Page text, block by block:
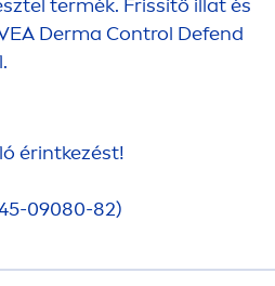
termék. Frissítő illat és
Derma Control Defend
érintkezést!
09080-82)